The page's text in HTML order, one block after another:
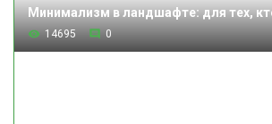
Минимализм в ландшафте: для тех,
14695 0